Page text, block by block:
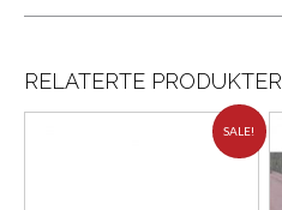
RELATERTE PRODUKTER
SALE!